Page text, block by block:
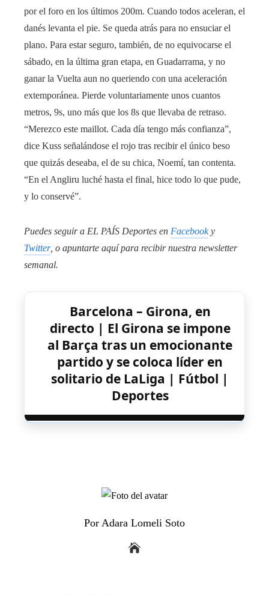
por el foro en los últimos 200m. Cuando todos aceleran, el
danés levanta el pie. Se queda atrás para no ensuciar el
plano. Para estar seguro, también, de no equivocarse el
sábado, en la última gran etapa, en Guadarrama, y no
ganar la Vuelta aun no queriendo con una aceleración
extemporánea. Pierde voluntariamente unos cuantos
metros, 9s, uno más que los 8s que llevaba de retraso.
“Merezco este maillot. Cada día tengo más confianza”,
dice Kuss señalándose el rojo tras recibir el único beso
que quizás deseaba, el de su chica, Noemí, tan contenta.
“En el Angliru luché hasta el final, hice todo lo que pude,
y lo conservé”.
Puedes seguir a EL PAÍS Deportes en Facebooky
Twitter, o apuntarte aquí para recibirnuestra newsletter
semanal.
Barcelona – Girona, en
directo | El Girona se impone
al Barça tras un emocionante
partido y se coloca líder en
solitario de LaLiga | Fútbol |
Deportes
Por Adara Lomeli Soto